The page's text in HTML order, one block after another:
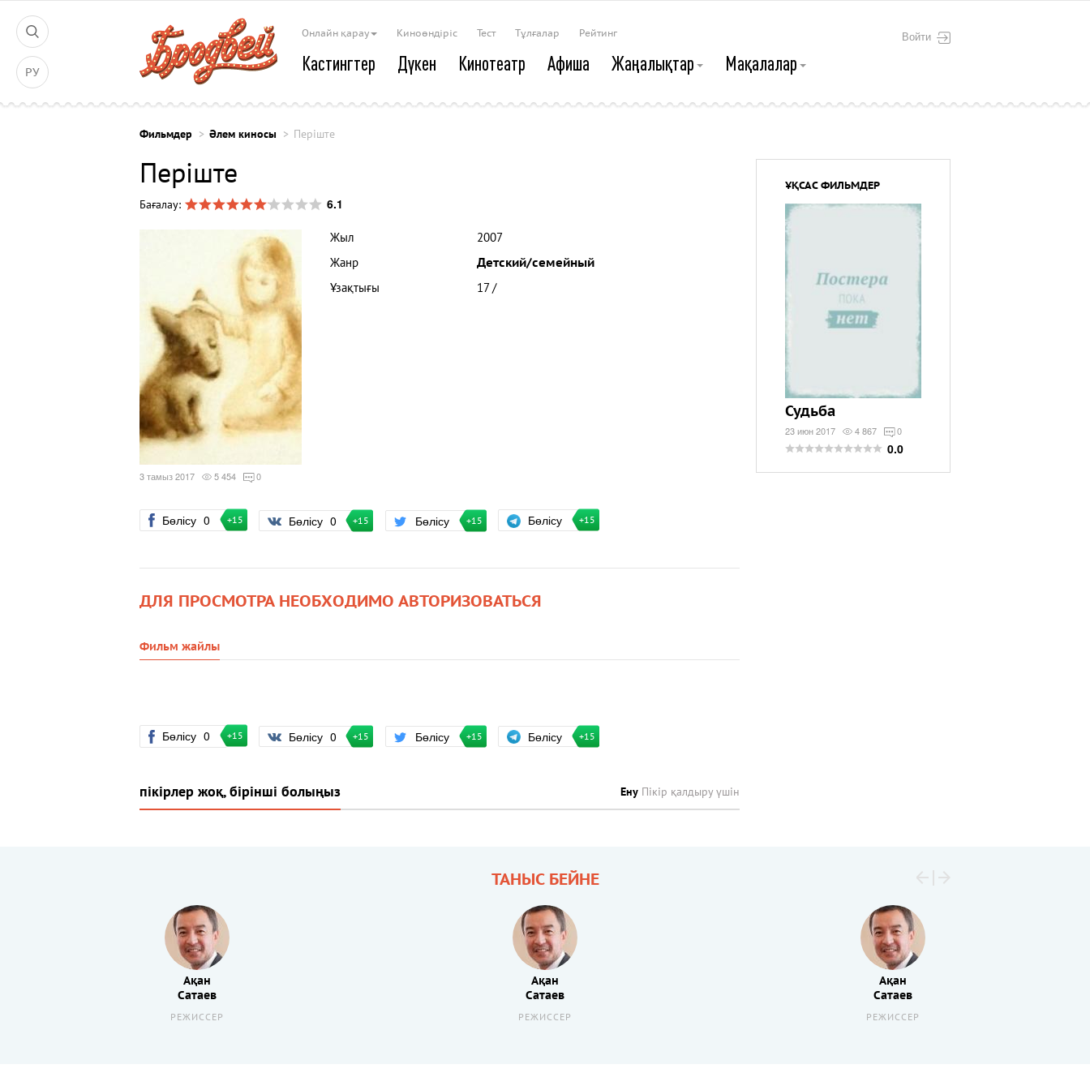
РУ
Войти
Онлайн қарау Киноөндіріс Тест Тұлғалар Рейтинг
Кастингтер Дүкен Кинотеатр Афиша Жаңалықтар Мақалалар
Фильмдер Әлем киносы Періште
Періште
Бағалау: 6.1
3 тамыз 2017 5 454 0
Жыл
2007
Жанр
Детский/семейный
Ұзақтығы
17 /
Бөлісу 0 +15 Бөлісу 0 +15 Бөлісу +15 Бөлісу +15
ДЛЯ ПРОСМОТРА НЕОБХОДИМО АВТОРИЗОВАТЬСЯ
Фильм жайлы
Бөлісу 0 +15 Бөлісу 0 +15 Бөлісу +15 Бөлісу +15
пікірлер жоқ, бірінші болыңыз Ену Пікір қалдыру үшін
ҰҚСАС ФИЛЬМДЕР
Судьба
23 июн 2017 4 867 0
0.0
ТАНЫС БЕЙНЕ
Ақан
Сатаев
РЕЖИССЕР
Ақан
Сатаев
РЕЖИССЕР
Ақан
Сатаев
РЕЖИССЕР